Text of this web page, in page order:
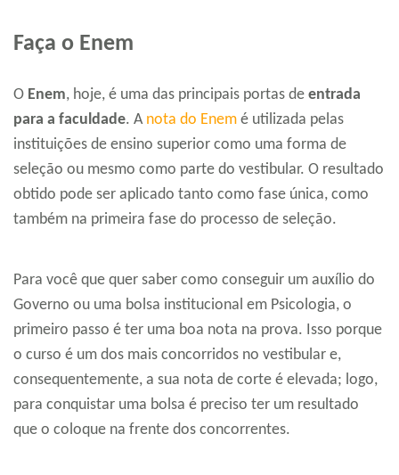
Faça o Enem
O Enem, hoje, é uma das principais portas de entrada
para a faculdade. A nota do Enem é utilizada pelas
instituições de ensino superior como uma forma de
seleção ou mesmo como parte do vestibular. O resultado
obtido pode ser aplicado tanto como fase única, como
também na primeira fase do processo de seleção.
Para você que quer saber como conseguir um auxílio do
Governo ou uma bolsa institucional em Psicologia, o
primeiro passo é ter uma boa nota na prova. Isso porque
o curso é um dos mais concorridos no vestibular e,
consequentemente, a sua nota de corte é elevada; logo,
para conquistar uma bolsa é preciso ter um resultado
que o coloque na frente dos concorrentes.